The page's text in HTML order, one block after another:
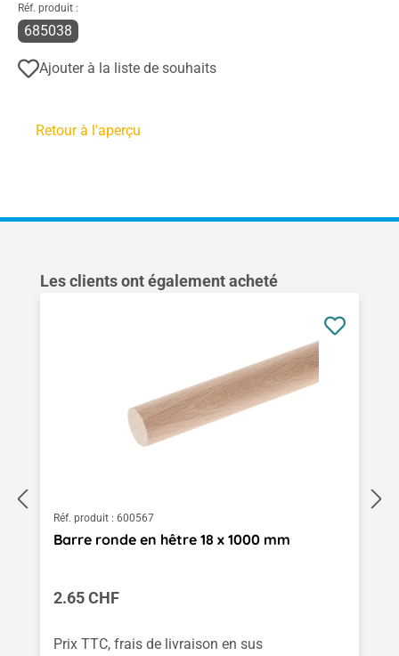
Réf. produit :
685038
Ajouter à la liste de souhaits
Retour à l'aperçu
Ignorer la galerie de produits
Les clients ont également acheté
Réf. produit : 600567
Barre ronde en hêtre 18 x 1000 mm
Prix régulier :
2.65 CHF
Prix TTC, frais de livraison en sus